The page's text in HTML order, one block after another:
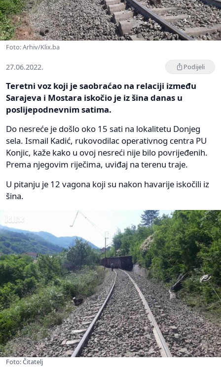
Foto: Arhiv/Klix.ba
27.06.2022. Podijeli
Teretni voz koji je saobraćao na relaciji između
Sarajeva i Mostara iskočio je iz šina danas u
poslijepodnevnim satima.
Do nesreće je došlo oko 15 sati na lokalitetu Donjeg
sela. Ismail Kadić, rukovodilac operativnog centra PU
Konjic, kaže kako u ovoj nesreći nije bilo povrijeđenih.
Prema njegovim riječima, uviđaj na terenu traje.
U pitanju je 12 vagona koji su nakon havarije iskočili iz
šina.
Foto: Čitatelj